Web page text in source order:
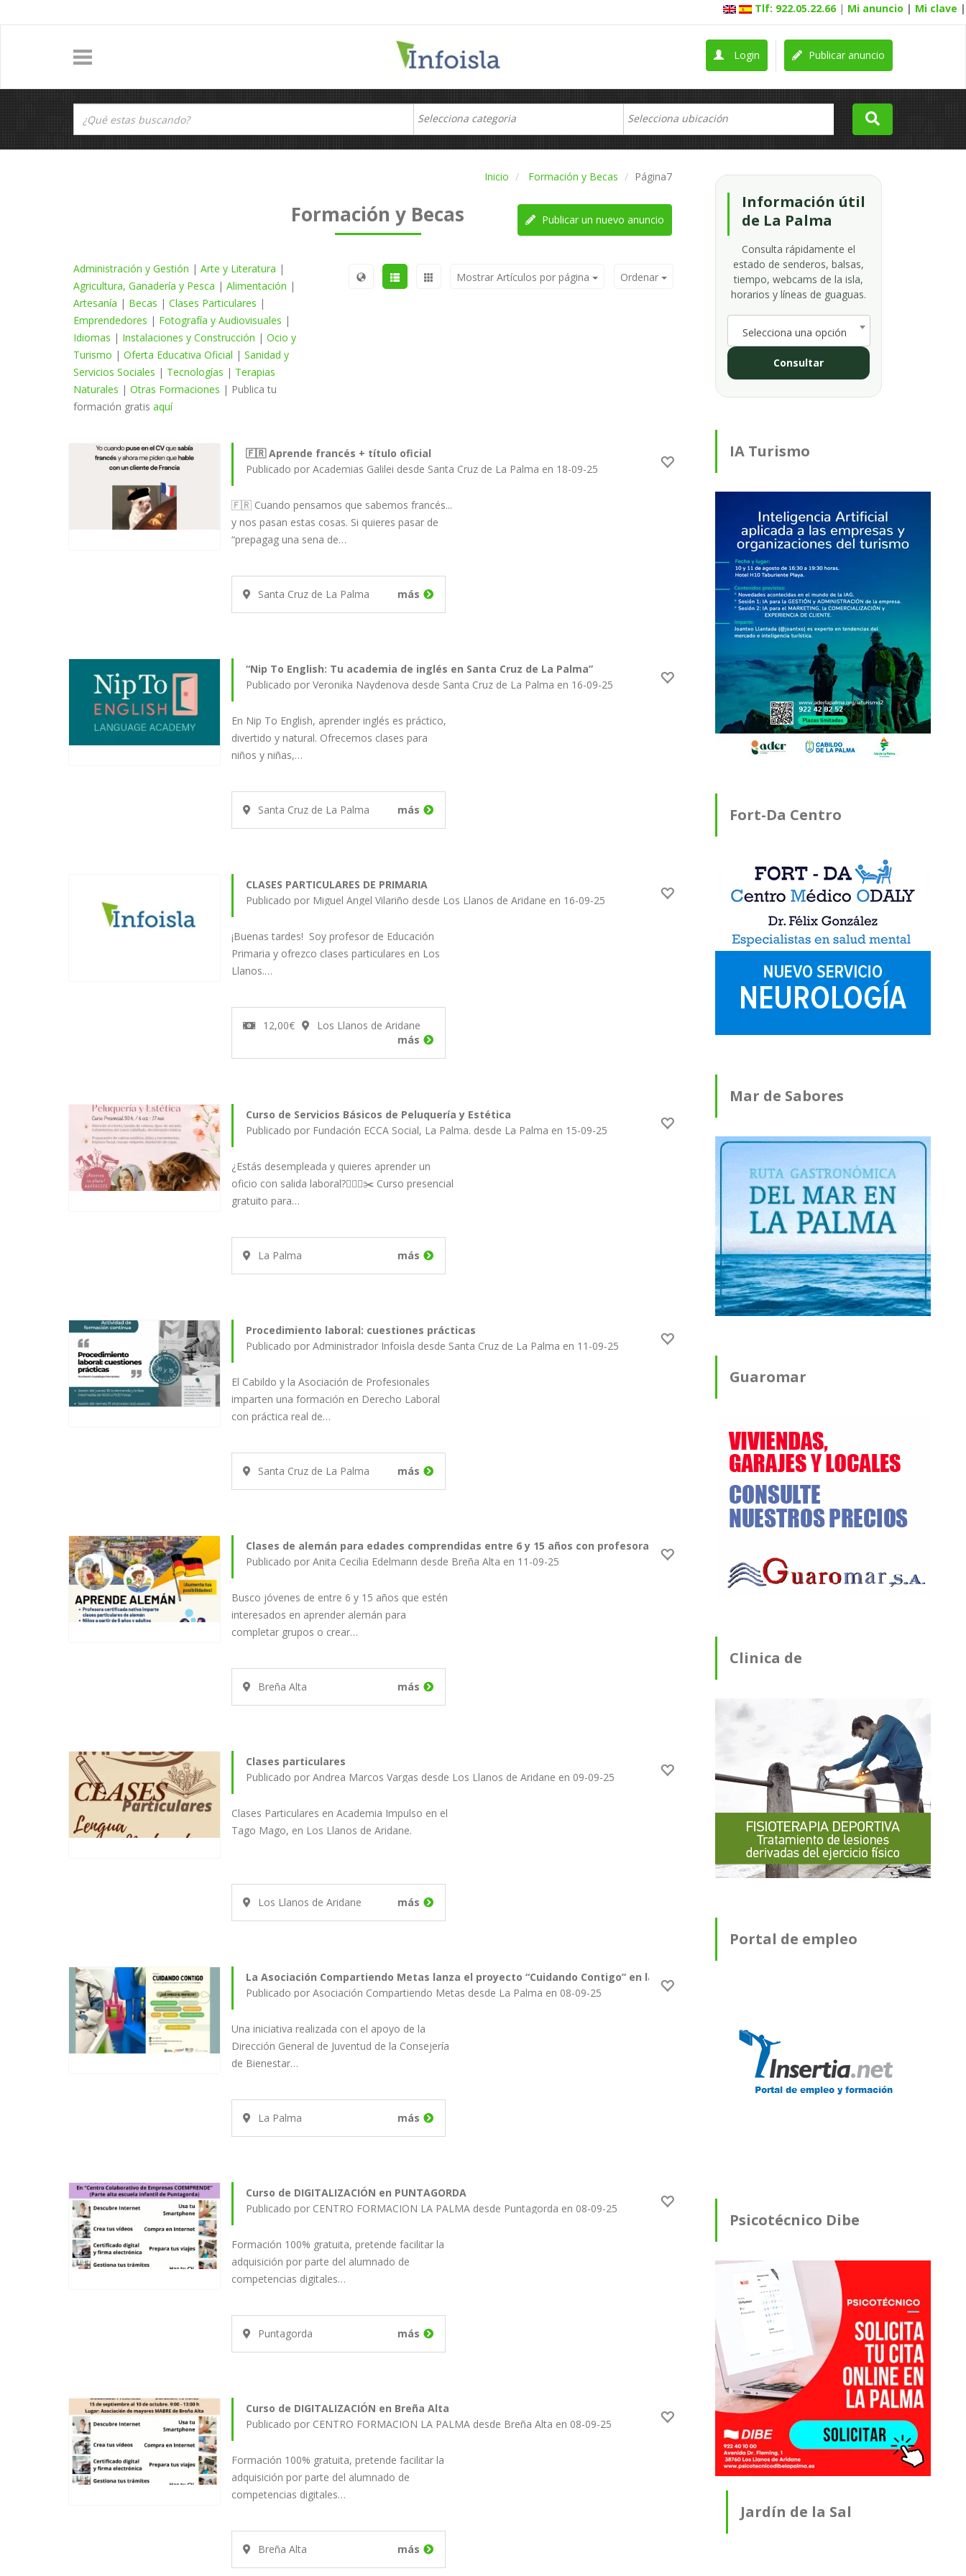
Tlf: 922.05.22.66 | Mi anuncio | Mi clave |
Publicar anuncio
Login
Inicio Formación y Becas Página7
Formación y Becas Publicar un nuevo anuncio
Administración y Gestión | Arte y Literatura |
Agricultura, Ganadería y Pesca | Alimentación |
Artesanía | Becas | Clases Particulares |
Emprendedores | Fotografía y Audiovisuales |
Idiomas | Instalaciones y Construcción | Ocio y
Turismo | Oferta Educativa Oficial | Sanidad y
Servicios Sociales | Tecnologías | Terapias
Naturales | Otras Formaciones | Publica tu
formación gratis aquí
Ordenar
Mostrar Artículos por página
🇫🇷 Aprende francés + título oficial
Publicado por Academias Galilei desde Santa Cruz de La Palma en 18-09-25
🇫🇷 Cuando pensamos que sabemos francés...
y nos pasan estas cosas. Si quieres pasar de
“prepagag una sena de…
Santa Cruz de La Palma más
“Nip To English: Tu academia de inglés en Santa Cruz de La Palma”
Publicado por Veronika Naydenova desde Santa Cruz de La Palma en 16-09-25
En Nip To English, aprender inglés es práctico,
divertido y natural. Ofrecemos clases para
niños y niñas,…
Santa Cruz de La Palma más
CLASES PARTICULARES DE PRIMARIA
Publicado por Miguel Ángel Vilariño desde Los Llanos de Aridane en 16-09-25
¡Buenas tardes! Soy profesor de Educación
Primaria y ofrezco clases particulares en Los
Llanos.…
12,00€
Los Llanos de Aridane
más
Curso de Servicios Básicos de Peluquería y Estética
Publicado por Fundación ECCA Social, La Palma. desde La Palma en 15-09-25
¿Estás desempleada y quieres aprender un
oficio con salida laboral?💇🏽‍♀️✂️ Curso presencial
gratuito para…
La Palma más
Procedimiento laboral: cuestiones prácticas
Publicado por Administrador Infoisla desde Santa Cruz de La Palma en 11-09-25
El Cabildo y la Asociación de Profesionales
imparten una formación en Derecho Laboral
con práctica real de…
Santa Cruz de La Palma más
Clases de alemán para edades comprendidas entre 6 y 15 años con profesora certificada nativa en Breña Alta
Publicado por Anita Cecilia Edelmann desde Breña Alta en 11-09-25
Busco jóvenes de entre 6 y 15 años que estén
interesados en aprender alemán para
completar grupos o crear…
Breña Alta más
Clases particulares
Publicado por Andrea Marcos Vargas desde Los Llanos de Aridane en 09-09-25
Clases Particulares en Academia Impulso en el
Tago Mago, en Los Llanos de Aridane.
Los Llanos de Aridane más
La Asociación Compartiendo Metas lanza el proyecto “Cuidando Contigo” en la isla de La Palma.
Publicado por Asociación Compartiendo Metas desde La Palma en 08-09-25
Una iniciativa realizada con el apoyo de la
Dirección General de Juventud de la Consejería
de Bienestar…
La Palma más
Curso de DIGITALIZACIÓN en PUNTAGORDA
Publicado por CENTRO FORMACIÓN LA PALMA desde Puntagorda en 08-09-25
Formación 100% gratuita, pretende facilitar la
adquisición por parte del alumnado de
competencias digitales…
Puntagorda más
Curso de DIGITALIZACIÓN en Breña Alta
Publicado por CENTRO FORMACIÓN LA PALMA desde Breña Alta en 08-09-25
Formación 100% gratuita, pretende facilitar la
adquisición por parte del alumnado de
competencias digitales…
Breña Alta más
Información útil
de La Palma
Consulta rápidamente el
estado de senderos, balsas,
tiempo, webcams de la isla,
horarios y líneas de guaguas.
Selecciona una opción
Consultar
IA Turismo
Fort-Da Centro
Mar de Sabores
Guaromar
Clinica de
Fisioterapia
Portal de empleo
Psicotécnico Dibe
Jardín de la Sal